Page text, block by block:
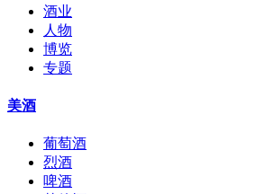
酒业
人物
博览
专题
美酒
葡萄酒
烈酒
啤酒